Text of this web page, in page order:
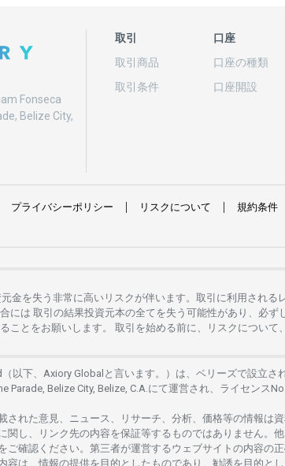
Fonseca
Belize City,
取引
取引商品
取引条件
口座
口座の種類
口座開設
プライバシーポリシー リスクについて 規約条件
金を失う 非常に高い リスクが伴います。 取引に利用さ れる
には 取引の結果投資元本の全てを失う 可能性があり、 必ず
ことをお願いします 。 取引を始める前に、リスクについて、
以下、Axiory Globalと言います。）は、 ベリーズで設立さ
Parade, Belize City, Belize, C.A.にて運営さ れ、 ライセンス
さ れた意見、ニュース、リサーチ、分析、 価格等の情報は
関し、 リンク先の内容を保証等するものではありません。 他
ご確認ください。 第三者が運営するウェブサイトの内容の
容は、 情報の提供を 目的としたものであり、 勧誘を 目的と